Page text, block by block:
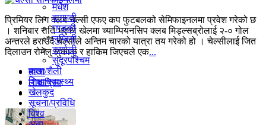
मधेश
बागमती
गण्डकी
लुम्बिनी
कर्णाली
सुदूरपश्चिम
कला/शैली
शिक्षा/स्वास्थ्य
खेलकुद
सूचना/प्रविधि
विश्व
प्रिमियर लिग क्लब चेल्सी एफए कप फुटबलको सेमिफाइनलमा प्रवेश गरेको छ
। शनिबार राति भएको खेलमा च्याम्पियनसिप क्लब मिड्ल्सब्रोलाई २-० गोल
अन्तरले हराउँदै चेल्सीले अन्तिम चारको यात्रा तय गरेको हो । चेल्सीलाई जित
दिलाउन रोमेलु लुकाकु र हाकिम जिएचले एक...
ताजा
लाेकप्रिय